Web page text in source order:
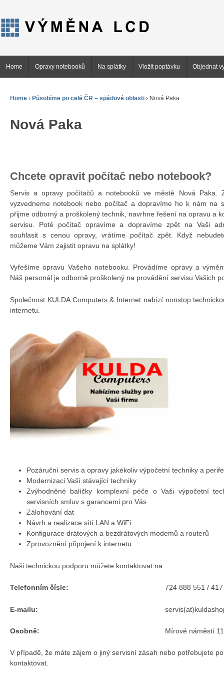
Home Opravy notebooků Na splátky Vložit poptávku Objednat
Home › Působíme po celé ČR – spádové oblasti › Nová Paka
Nová Paka
Chcete opravit počítač nebo notebook?
Servis a opravy počítačů a notebooků ve městě Nová Paka.
vyzvedneme notebook nebo počítač a dopravíme ho k nám na
přijme odborný a proškolený technik, navrhne řešení na opravu a
servisu. Poté počítač opravíme a dopravíme zpět na Vaši
souhlasit s cenou opravy, vrátíme počítač zpět. Když
můžeme Vám zajistit opravu na splátky!
Vyřešíme opravu Vašeho notebooku. Provádíme opravy a
Náš personál je odborně proškolený na provádění servisu Vašich
Společnost KULDA Computers & Internet nabízí nonstop
internetu.
Pozáruční servis a opravy jakékoliv výpočetní techniky a
Modernizaci Vaší stávající techniky
Zvýhodněné balíčky komplexní péče o Vaši výpočetní
servisních smluv s garancemi pro Vás
Zálohování dat
Návrh a realizace sítí LAN a WiFi
Konfigurace drátových a bezdrátových modemů a routerů
Zprovoznění připojení k internetu
Naši technickou podporu můžete kontaktovat na:
Telefonním čísle:
E-mailu:
Osobně:
724 888 551 /
Mírové náměstí
V případě, že máte zájem o jiný servisní zásah nebo potřebujete
kontaktovat.